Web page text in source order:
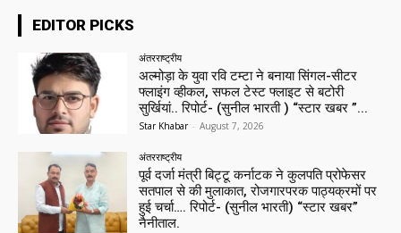
EDITOR PICKS
अंतरराष्ट्रीय
अल्मोड़ा के युवा रवि टम्टा ने बनाया सिंगल-सीटर
फ्लाइंग व्हीकल, सफल टेस्ट फ्लाइट से बटोरी
सुर्खियां.. रिपोर्ट- (सुनील भारती ) “स्टार खबर ”...
Star Khabar - August 7, 2026
अंतरराष्ट्रीय
पूर्व दर्जा मंत्री बिट्टू कर्नाटक ने कुलपति प्रोफेसर
सतपाल से की मुलाकात, रोजगारपरक पाठ्यक्रमों पर
हुई चर्चा…. रिपोर्ट- (सुनील भारती) “स्टार खबर”
नैनीताल.